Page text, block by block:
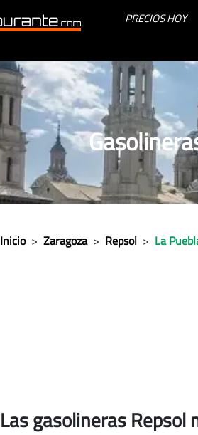
PRECIOS HOY
Inicio > Zaragoza > Repsol > La
Las gasolineras Repsol